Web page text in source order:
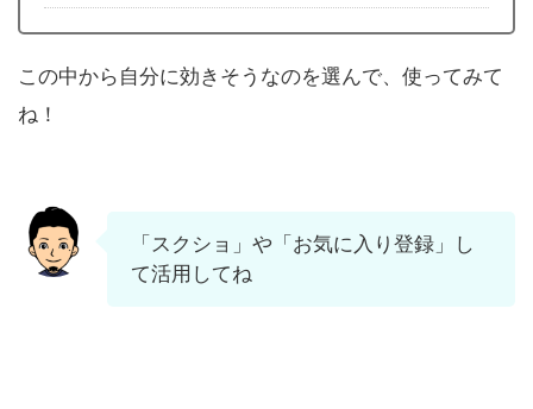
この中から自分に効きそうなのを選んで、使ってみて
ね！
「スクショ」や「お気に入り登録」し
て活用してね